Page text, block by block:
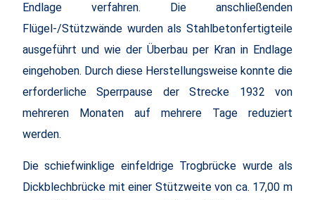
Endlage verfahren. Die anschließenden
Flügel-/Stützwände wurden als Stahlbetonfertigteile
ausgeführt und wie der Überbau per Kran in Endlage
eingehoben. Durch diese Herstellungsweise konnte die
erforderliche Sperrpause der Strecke 1932 von
mehreren Monaten auf mehrere Tage reduziert
werden.
Die schiefwinklige einfeldrige Trogbrücke wurde als
Dickblechbrücke mit einer Stützweite von ca. 17,00 m